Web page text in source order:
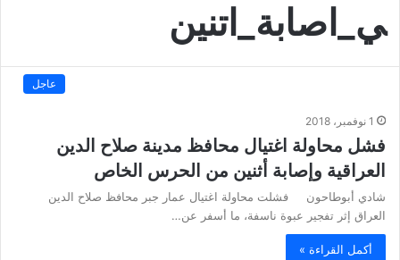
ي_اصابة_اتنين
عاجل
1 نوفمبر، 2018
فشل محاولة اغتيال محافظ مدينة صلاح الدين
العراقية وإصابة أثنين من الحرس الخاص
شادي أبوطاحون فشلت محاولة اغتيال عمار جبر محافظ صلاح الدين
العراق إثر تفجير عبوة ناسفة، ما أسفر عن…
أكمل القراءة »